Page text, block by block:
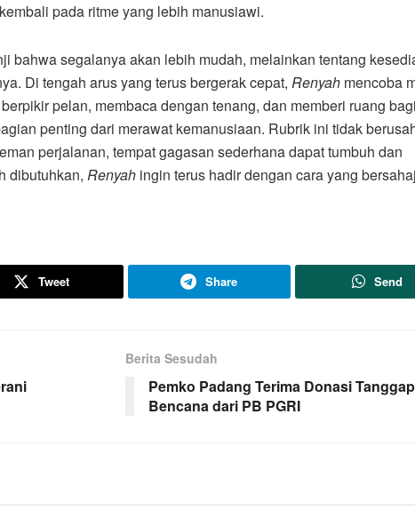
pada ritme yang lebih manusiawi.
bahwa segalanya akan lebih mudah, melainkan tentang
Di tengah arus yang terus bergerak cepat, Renyah mencoba
pelan, membaca dengan tenang, dan memberi ruang bagi
penting dari merawat kemanusiaan. Rubrik ini tidak
perjalanan, tempat gagasan sederhana dapat tumbuh dan
dibutuhkan, Renyah ingin terus hadir dengan cara yang
Tweet Share Send
Berita Sesudah
Pemko Padang Terima Donasi Tanggap
Bencana dari PB PGRI